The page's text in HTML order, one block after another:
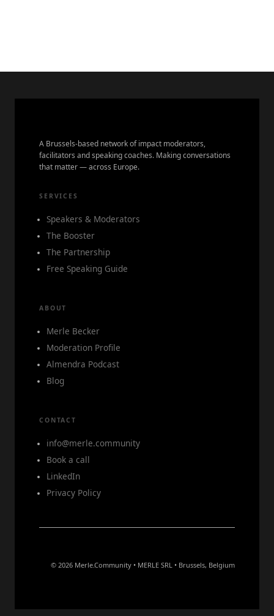
A Brussels-based network of impact moderators,
facilitators and speaking coaches. Making conversations
that matter — across Europe.
SERVICES
Speakers & Moderators
The Booster
The Partnership
Free Speaking Guide
ABOUT
Merle Becker
Moderation Profile
Almendra Podcast
Blog
CONTACT
info@merle.community
Book a call
LinkedIn
Privacy Policy
© 2026 Merle.Community • MERLE SRL • Brussels, Belgium